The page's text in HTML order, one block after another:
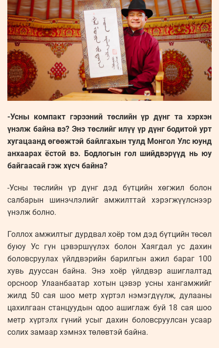
-Усны компакт гэрээний төслийн үр дүнг та хэрхэн
үнэлж байна вэ? Энэ төслийг илүү үр дүнг бодитой урт
хугацаанд өгөөжтэй байлгахын тулд Монгол Улс юунд
анхаарах ёстой вэ. Бодлогын гол шийдвэрүүд нь юу
байгаасай гэж хүсч байна?
-Усны төслийн үр дүнг дэд бүтцийн хөгжил болон
салбарын шинэчлэлийг амжилттай хэрэгжүүлснээр
үнэлж болно.
Голлох амжилтыг дурдвал хоёр том дэд бүтцийн төсөл
буюу Ус гүн цэвэршүүлэх болон Хаягдал ус дахин
боловсруулах үйлдвэрийн барилгын ажил бараг 100
хувь дууссан байна. Энэ хоёр үйлдвэр ашиглалтад
орсноор Улаанбаатар хотын цэвэр усны хангамжийг
жилд 50 сая шоо метр хүртэл нэмэгдүүлж, дулааны
цахилгаан станцуудын одоо ашиглаж буй 18 сая шоо
метр хүртэлх гүний усыг дахин боловсруулсан усаар
солих замаар хэмнэх төлөвтэй байна.